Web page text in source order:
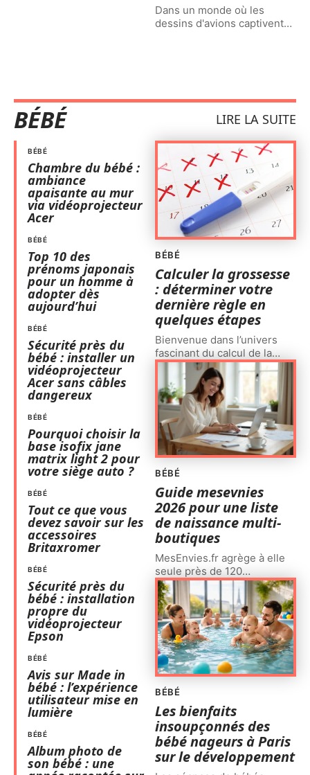
Dans un monde où les
dessins d'avions captivent…
BÉBÉ LIRE LA SUITE
BÉBÉ
Chambre du bébé :
ambiance
apaisante au mur
via vidéoprojecteur
Acer
BÉBÉ
Top 10 des
prénoms japonais
pour un homme à
adopter dès
aujourd’hui
BÉBÉ
Sécurité près du
bébé : installer un
vidéoprojecteur
Acer sans câbles
dangereux
BÉBÉ
Pourquoi choisir la
base isofix jane
matrix light 2 pour
votre siège auto ?
BÉBÉ
Tout ce que vous
devez savoir sur les
accessoires
Britaxromer
BÉBÉ
Sécurité près du
bébé : installation
propre du
vidéoprojecteur
Epson
BÉBÉ
Avis sur Made in
bébé : l’expérience
utilisateur mise en
lumière
BÉBÉ
Album photo de
son bébé : une
BÉBÉ
Calculer la grossesse
: déterminer votre
dernière règle en
quelques étapes
Bienvenue dans l’univers
fascinant du calcul de la…
BÉBÉ
Guide mesevnies
2026 pour une liste
de naissance multi-
boutiques
MesEnvies.fr agrège à elle
seule près de 120…
BÉBÉ
Les bienfaits
insoupçonnés des
bébé nageurs à Paris
sur le développement